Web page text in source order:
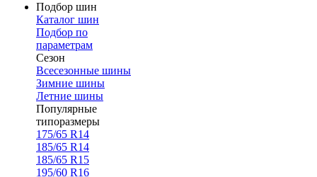
Подбор шин
Каталог шин
Подбор по
параметрам
Сезон
Всесезонные шины
Зимние шины
Летние шины
Популярные
типоразмеры
175/65 R14
185/65 R14
185/65 R15
195/60 R16